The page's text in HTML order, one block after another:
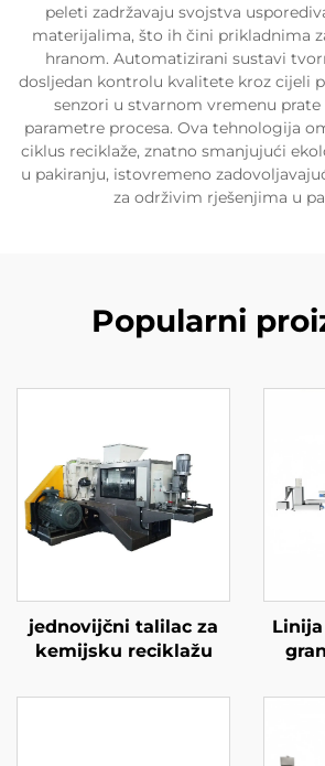
peleti zadržavaju svojstva
materijalima, što ih čini prikladnima
hranom. Automatizirani sustavi
dosljedan kontrolu kvalitete kroz cijeli
senzori u stvarnom vremenu
parametre procesa. Ova tehnologija
ciklus reciklaže, znatno smanjujući
u pakiranju, istovremeno
za održivim rješenjima u
Popularni
jednovijčni talilac za
kemijsku reciklažu